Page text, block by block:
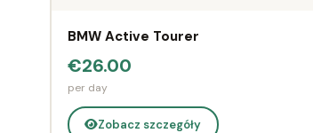
BMW Active Tourer
€26.00
per day
Zobacz szczegóły